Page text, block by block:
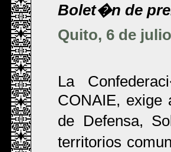
Bolet�n de
Quito, 6 de
La
CONAIE, exige
de Defensa,
territorios